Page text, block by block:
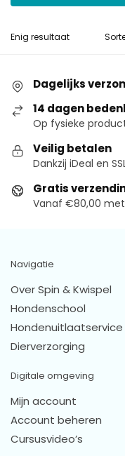
Enig resultaat
Dagelijks
14 dagen
Op fysieke
Veilig betalen
Dankzij iDeal en
Gratis
Vanaf €80,00
Navigatie
Over Spin & Kwispel
Hondenschool
Hondenuitlaatservice
Dierverzorging
Digitale omgeving
Mijn account
Account beheren
Cursusvideo’s